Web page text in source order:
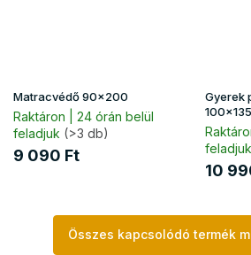
Matracvédő 90x200
Raktáron | 24 órán belül
feladjuk (>3 db)
9 090 Ft
Gyerek
zöld
feladjuk
10
Összes kapcsolódó termék